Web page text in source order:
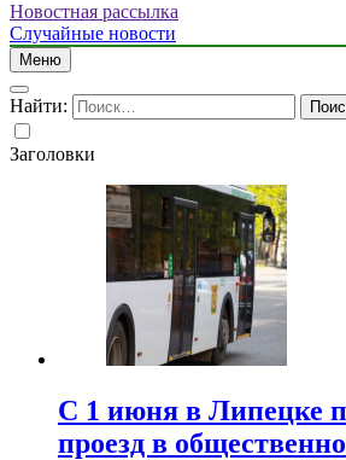
Новостная рассылка
Случайные новости
Меню
Найти:
Заголовки
С 1 июня в Липецке
проезд в